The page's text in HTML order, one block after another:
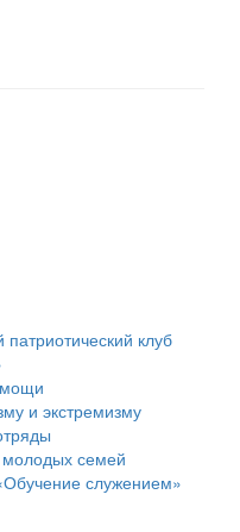
клуб
и экстремизму
семей
служением»